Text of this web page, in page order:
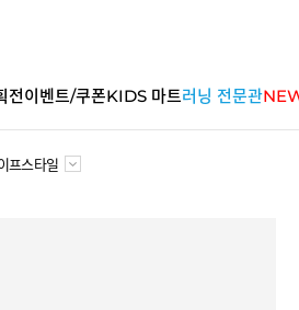
전이벤트/쿠폰KIDS 마트러닝 전문관
프스타일